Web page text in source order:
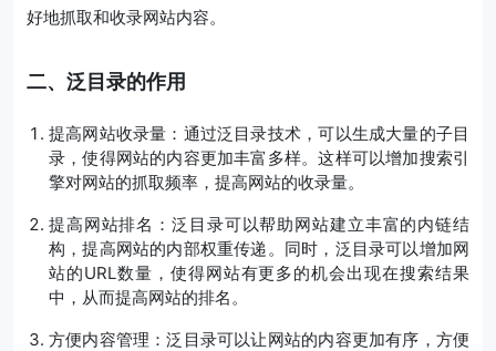
好地抓取和收录网站内容。
二、泛目录的作用
提高网站收录量：通过泛目录技术，可以生成大量的子目
录，使得网站的内容更加丰富多样。这样可以增加搜索引
擎对网站的抓取频率，提高网站的收录量。
提高网站排名：泛目录可以帮助网站建立丰富的内链结
构，提高网站的内部权重传递。同时，泛目录可以增加网
站的URL数量，使得网站有更多的机会出现在搜索结果
中，从而提高网站的排名。
方便内容管理：泛目录可以让网站的内容更加有序，方便